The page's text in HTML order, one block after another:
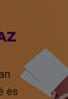
és